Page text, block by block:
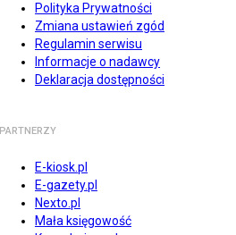
Polityka Prywatności
Zmiana ustawień zgód
Regulamin serwisu
Informacje o nadawcy
Deklaracja dostępności
PARTNERZY
E-kiosk.pl
E-gazety.pl
Nexto.pl
Mała księgowość